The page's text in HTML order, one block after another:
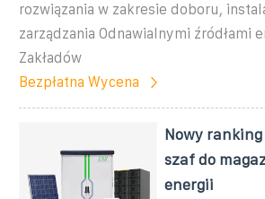
rozwiązania w zakresie doboru,
zarządzania Odnawialnymi źródłami
Zakładów
Bezpłatna Wycena
Nowy
szaf do
energii